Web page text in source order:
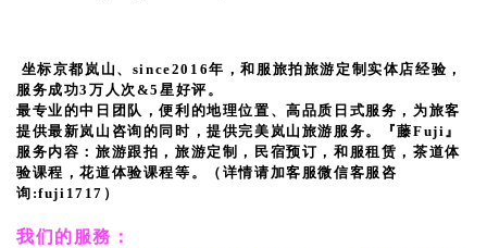
坐标京都岚山、since2016年，和服旅拍旅游定制实体店经验，
服务成功3万人次&5星好评。
最专业的中日团队，便利的地理位置、高品质日式服务，为旅客
提供最新岚山咨询的同时，提供完美岚山旅游服务。『藤Fuji』
服务内容：旅游跟拍，旅游定制，民宿预订，和服租赁，茶道体
验课程，花道体验课程等。
（详情请加客服微信客服咨
询:fuji1717）
我们的服務：